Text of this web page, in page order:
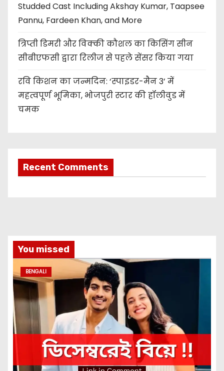
Studded Cast Including Akshay Kumar, Taapsee
Pannu, Fardeen Khan, and More
त्रिप्ती डिमरी और विक्की कौशल का किसिंग सीन
सीबीएफसी द्वारा रिलीज से पहले सेंसर किया गया
रवि किशन का जन्मदिन: ‘स्पाइडर-मैन 3’ में
महत्वपूर्ण भूमिका, भोजपुरी स्टार की हॉलीवुड में
चमक
Recent Comments
You missed
BENGALI